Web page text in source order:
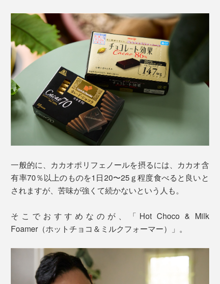
一般的に、カカオポリフェノールを摂るには、カカオ含
有率70％以上のものを1日20〜25ｇ程度食べると良いと
されますが、苦味が強くて続かないという人も。
そこでおすすめなのが、「Hot Choco & Milk
Foamer（ホットチョコ＆ミルクフォーマー）」。